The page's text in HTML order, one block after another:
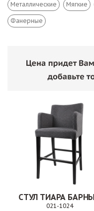
Металлические Мягкие
Фанерные
СТУЛ ТИАРА
021-1024